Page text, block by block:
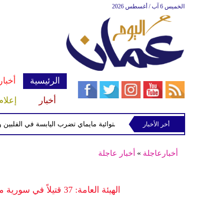
الخميس 6 آب / أغسطس 2026
الرئيسية
أخبار
العاصفة الاستوائية مايماي تضرب اليابسة في الفلبين
أخر الأخبار
أخبارعاجلة » أخبار عاجلة
الهيئة العامة: 37 قتيلاً في سورية معظمهم في الحسكة وحمص وريف دمشق